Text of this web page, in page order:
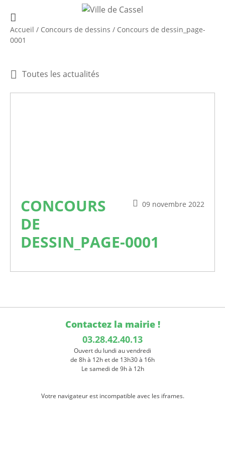
Accueil / Concours de dessins / Concours de dessin_page-
0001
Toutes les actualités
09 novembre 2022
CONCOURS
DE
DESSIN_PAGE-0001
Contactez la mairie !
03.28.42.40.13
Ouvert du lundi au vendredi
de 8h à 12h et de 13h30 à 16h
Le samedi de 9h à 12h
Votre navigateur est incompatible avec les iframes.